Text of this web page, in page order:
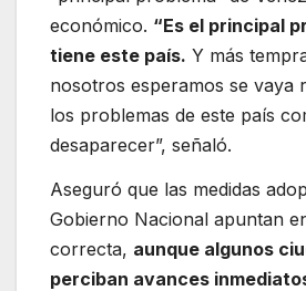
económico. “Es el principal
tiene este país. Y más
nosotros esperamos se vaya
los problemas de este país
desaparecer”, señaló.
Aseguró que las medidas
Gobierno Nacional apuntan
correcta, aunque algunos
perciban avances